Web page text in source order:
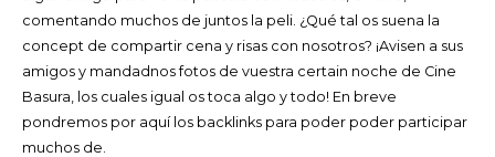
comentando muchos de juntos la peli. ¿Qué tal os suena la
concept de compartir cena y risas con nosotros? ¡Avisen a sus
amigos y mandadnos fotos de vuestra certain noche de Cine
Basura, los cuales igual os toca algo y todo! En breve
pondremos por aquí los backlinks para poder poder participar
muchos de.